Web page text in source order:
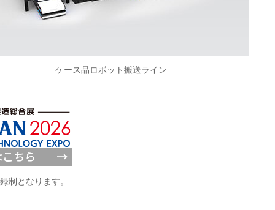
ケース品ロボット搬送ライン
制となります。